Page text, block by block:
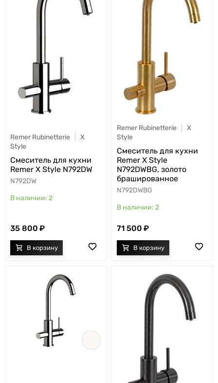
Remer Rubinetterie
X
Style
Cмеситель для кухни
Remer X Style N792DW
N792DW
2
35 800
Remer Rubinetterie
X
Style
Cмеситель для кухни
Remer X Style
N792DWBG, золото
брашированное
N792DWBG
2
71 500